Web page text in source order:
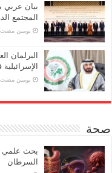
بيان عربي
المجتمع
‏يومين مضت
البرلمان
‏يومين مضت
صحة
بحث علمي
السرطان